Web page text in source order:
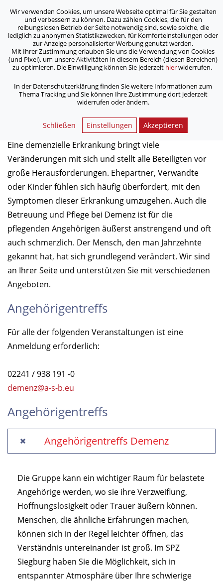
ASB Bonn/Rhein-Sieg/Eifel e.V.
bewegt Menschen
Hilfen bei Demenz
Home / Dienstleistungen / Hilfe & Betreuung /
Sozialpsychiatrisches Zentrum (SPZ) / Hilfen bei Demenz
Hilfen bei Demenz
Eine demenzielle Erkrankung bringt viele
Veränderungen mit sich und stellt alle Beteiligten vor
große Herausforderungen. Ehepartner, Verwandte
oder Kinder fühlen sich häufig überfordert, mit den
Symptomen dieser Erkrankung umzugehen. Auch die
Betreuung und Pflege bei Demenz ist für die
pflegenden Angehörigen äußerst anstrengend und oft
auch schmerzlich. Der Mensch, den man Jahrzehnte
gekannt hat, hat sich grundlegend verändert. Wir sind
an Ihrer Seite und unterstützen Sie mit verschiedenen
Angeboten.
Angehörigentreffs
Für alle der folgenden Veranstaltungen ist eine
Anmeldung erforderlich:
02241 / 938 191 -0
demenz@a-s-b.eu
Angehörigentreffs
Angehörigentreffs Demenz
Die Gruppe kann ein wichtiger Raum für belastete
Angehörige werden, wo sie ihre Verzweiflung,
Hoffnungslosigkeit oder Trauer äußern können.
Menschen, die ähnliche Erfahrungen machen,
können sich in der Regel leichter öffnen, das
Verständnis untereinander ist groß. Im SPZ
Siegburg haben Sie die Möglichkeit, sich in
entspannter Atmosphäre über Ihre schwierige
Wir verwenden Cookies, um unsere Webseite optimal für Sie gestalten
und verbessern zu können. Dazu zählen Cookies, die für den
reibungslosen Betrieb der Seite notwendig sind, sowie solche, die
lediglich zu anonymen Statistikzwecken, für Komforteinstellungen oder
zur Anzeige personalisierter Werbung genutzt werden.
Mit Ihrer Zustimmung erlauben Sie uns die Verwendung von Cookies
(und Pixel), um unsere Aktivitäten in diesem Bereich (diesen Bereichen)
zu optimieren. Die Einwilligung können Sie jederzeit hierwiderrufen.
In der Datenschutzerklärung finden Sie weitere Informationen zum
Thema Tracking und Sie können Ihre Zustimmung dort jederzeit
widerrufen oder ändern.
Schließen Einstellungen Akzeptieren